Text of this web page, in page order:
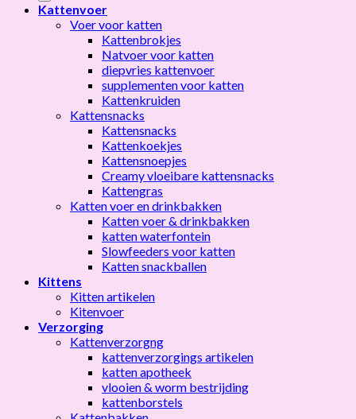
Kattenvoer
Voer voor katten
Kattenbrokjes
Natvoer voor katten
diepvries kattenvoer
supplementen voor katten
Kattenkruiden
Kattensnacks
Kattensnacks
Kattenkoekjes
Kattensnoepjes
Creamy vloeibare kattensnacks
Kattengras
Katten voer en drinkbakken
Katten voer & drinkbakken
katten waterfontein
Slowfeeders voor katten
Katten snackballen
Kittens
Kitten artikelen
Kitenvoer
Verzorging
Kattenverzorgng
kattenverzorgings artikelen
katten apotheek
vlooien & worm bestrijding
kattenborstels